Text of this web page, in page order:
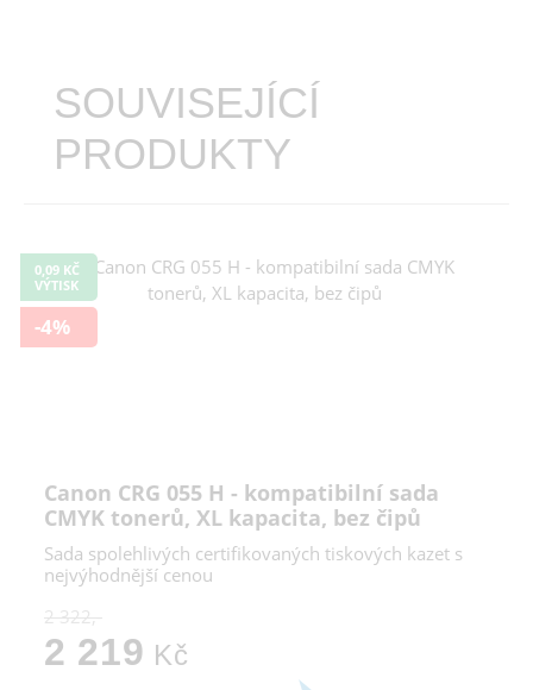
SOUVISEJÍCÍ
PRODUKTY
0,09 KČ
VÝTISK
-4%
Canon CRG 055 H - kompatibilní sada
CMYK tonerů, XL kapacita, bez čipů
Sada spolehlivých certifikovaných tiskových kazet s
nejvýhodnější cenou
2 322,-
2 219 Kč